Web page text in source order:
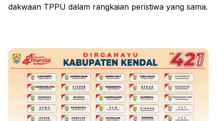
dakwaan TPPU dalam rangkaian peristiwa yang sama.